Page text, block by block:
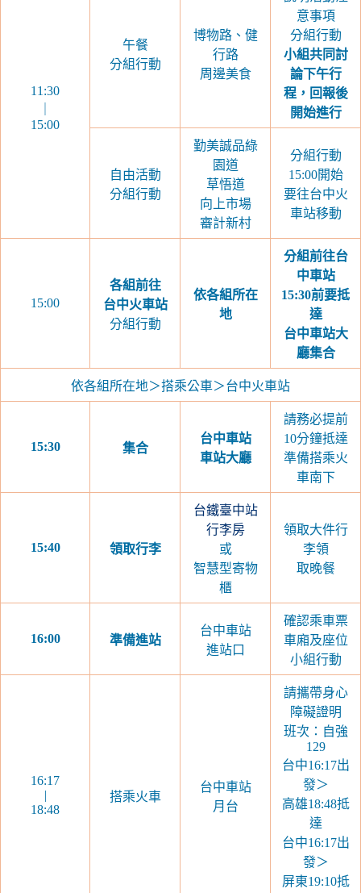
11:30
15:00
午餐
分組行動
博物路、健
行路
周邊美食
意事項
分組行動
小組共同討
論下午行
程，回報後
開始進行
自由活動
分組行動
勤美誠品綠
園道
草悟道
向上市場
審計新村
分組行動
15:00開始
要往台中火
車站移動
15:00
各組前往
台中火車站
分組行動
依各組所在
地
分組前往台
中車站
15:30前要抵
達
台中車站大
廳集合
依各組所在地＞搭乘公車＞台中火車站
15:30 集合
台中車站
車站大廳
請務必提前
10分鐘抵達
準備搭乘火
車南下
15:40 領取行李
台鐵臺中站
行李房
或
智慧型寄物
櫃
領取大件行
李領
取晚餐
16:00 準備進站
台中車站
進站口
確認乘車票
車廂及座位
小組行動
16:17
|
18:48
搭乘火車
台中車站
月台
請攜帶身心
障礙證明
班次：自強
129
台中16:17出
發＞
高雄18:48抵
達
台中16:17出
發＞
屏東19:10抵